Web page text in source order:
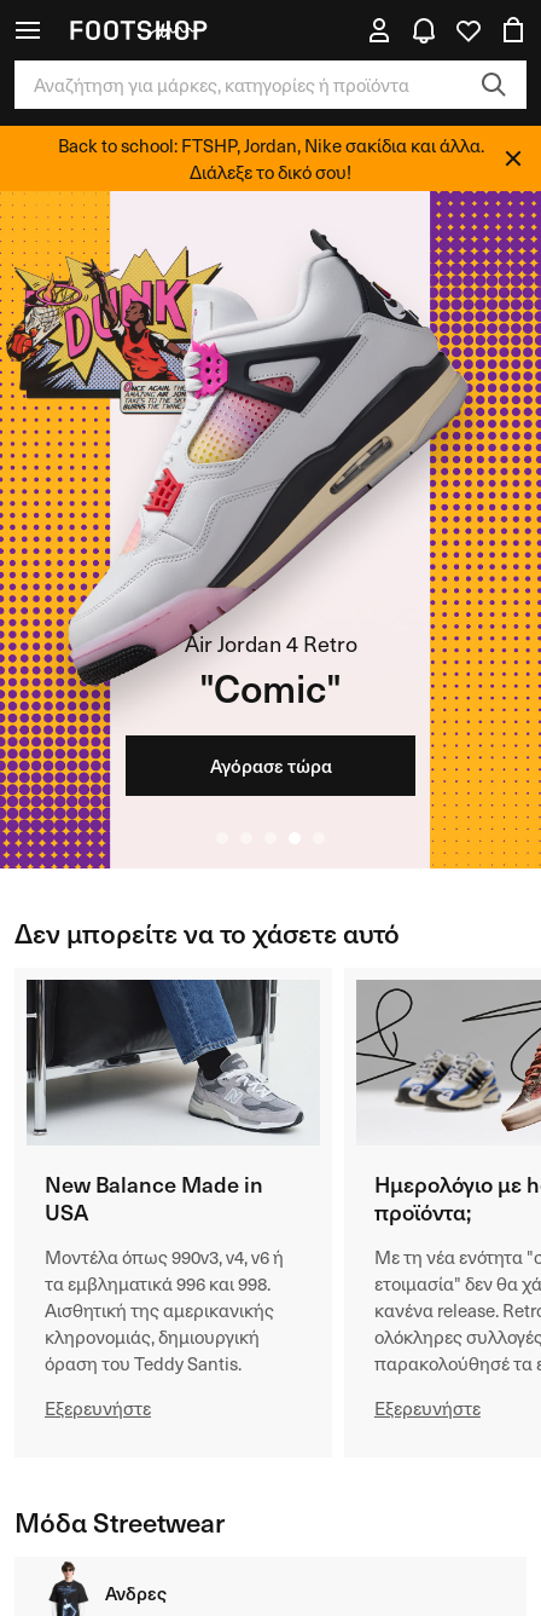
Back to school: FTSHP, Jordan, Nike σακίδια και άλλα.
Διάλεξε το δικό σου!
Y-3
Chito collection
Εξερευνήστε
Δεν μπορείτε να το χάσετε αυτό
New Balance Made in
USA
Μοντέλα όπως 990v3, v4, v6 ή
τα εμβληματικά 996 και 998.
Αισθητική της αμερικανικής
κληρονομιάς, δημιουργική
όραση του Teddy Santis.
Εξερευνήστε
Ημερολόγιο με
προϊόντα;
Με τη νέα ενότητα
ετοιμασία" δεν θα
κανένα release.
ολόκληρες
παρακολούθησέ τα
Εξερευνήστε
Μόδα Streetwear
Ανδρες